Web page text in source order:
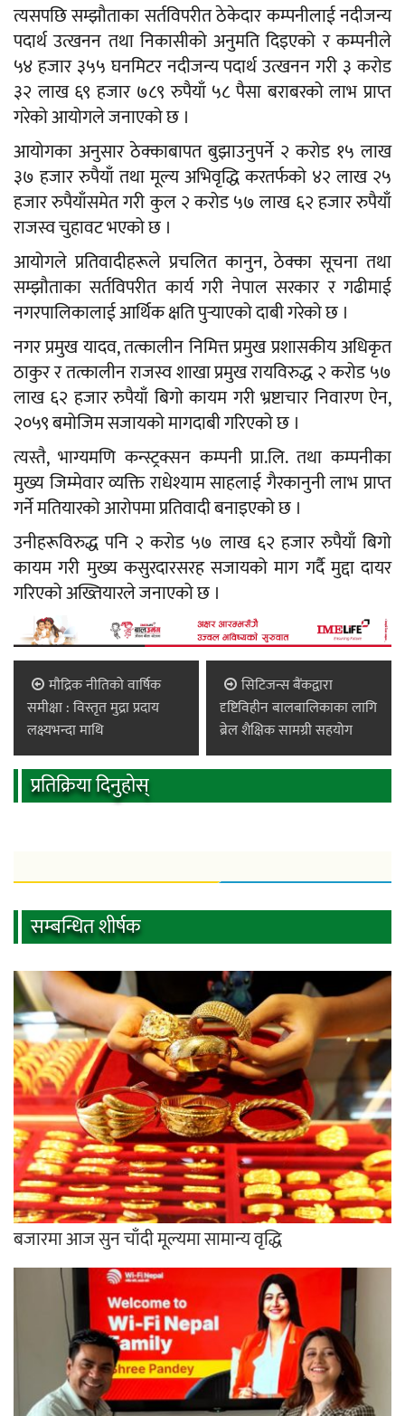
त्यसपछि सम्झौताका सर्तविपरीत ठेकेदार कम्पनीलाई नदीजन्य
पदार्थ उत्खनन तथा निकासीको अनुमति दिइएको र कम्पनीले
५४ हजार ३५५ घनमिटर नदीजन्य पदार्थ उत्खनन गरी ३ करोड
३२ लाख ६९ हजार ७८९ रुपैयाँ ५८ पैसा बराबरको लाभ प्राप्त
गरेको आयोगले जनाएको छ ।
आयोगका अनुसार ठेक्काबापत बुझाउनुपर्ने २ करोड १५ लाख
३७ हजार रुपैयाँ तथा मूल्य अभिवृद्धि करतर्फको ४२ लाख २५
हजार रुपैयाँसमेत गरी कुल २ करोड ५७ लाख ६२ हजार रुपैयाँ
राजस्व चुहावट भएको छ ।
आयोगले प्रतिवादीहरूले प्रचलित कानुन, ठेक्का सूचना तथा
सम्झौताका सर्तविपरीत कार्य गरी नेपाल सरकार र गढीमाई
नगरपालिकालाई आर्थिक क्षति पुर्‍याएको दाबी गरेको छ ।
नगर प्रमुख यादव, तत्कालीन निमित्त प्रमुख प्रशासकीय अधिकृत
ठाकुर र तत्कालीन राजस्व शाखा प्रमुख रायविरुद्ध २ करोड ५७
लाख ६२ हजार रुपैयाँ बिगो कायम गरी भ्रष्टाचार निवारण ऐन,
२०५९ बमोजिम सजायको मागदाबी गरिएको छ ।
त्यस्तै, भाग्यमणि कन्स्ट्रक्सन कम्पनी प्रा.लि. तथा कम्पनीका
मुख्य जिम्मेवार व्यक्ति राधेश्याम साहलाई गैरकानुनी लाभ प्राप्त
गर्ने मतियारको आरोपमा प्रतिवादी बनाइएको छ ।
उनीहरूविरुद्ध पनि २ करोड ५७ लाख ६२ हजार रुपैयाँ बिगो
कायम गरी मुख्य कसुरदारसरह सजायको माग गर्दै मुद्दा दायर
गरिएको अख्तियारले जनाएको छ ।
मौद्रिक नीतिको वार्षिक
समीक्षा : विस्तृत मुद्रा प्रदाय
लक्ष्यभन्दा माथि
सिटिजन्स बैंकद्वारा
दृष्टिविहीन बालबालिकाका लागि
ब्रेल शैक्षिक सामग्री सहयोग
प्रतिक्रिया दिनुहोस्
सम्बन्धित शीर्षक
बजारमा आज सुन चाँदी मूल्यमा सामान्य वृद्धि